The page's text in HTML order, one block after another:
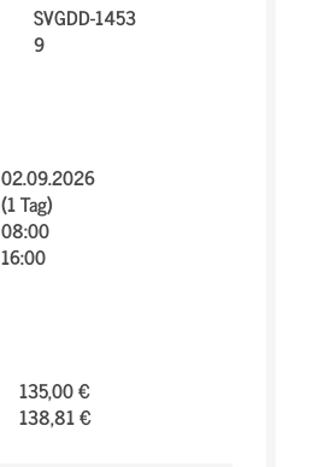
SVGDD-1453
9
02.09.2026
(1 Tag)
08:00
16:00
135,00 €
138,81 €